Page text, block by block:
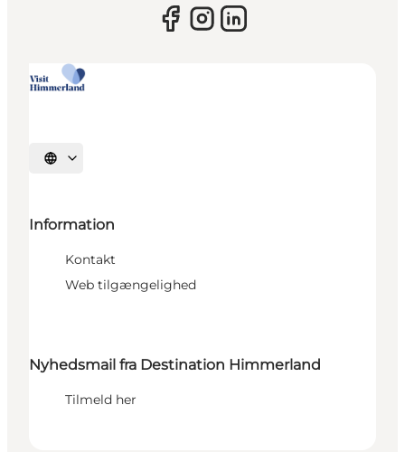
Vælg sprog
Information
Kontakt
Web tilgængelighed
Nyhedsmail fra Destination Himmerland
Tilmeld her